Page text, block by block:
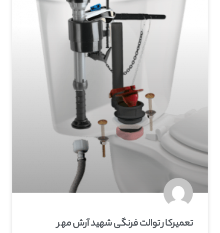
تعمیرکار توالت فرنگی شهيد آرش مهر